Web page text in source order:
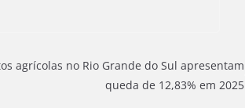
agrícolas no Rio Grande do Sul apresentam
queda de 12,83% em 2025